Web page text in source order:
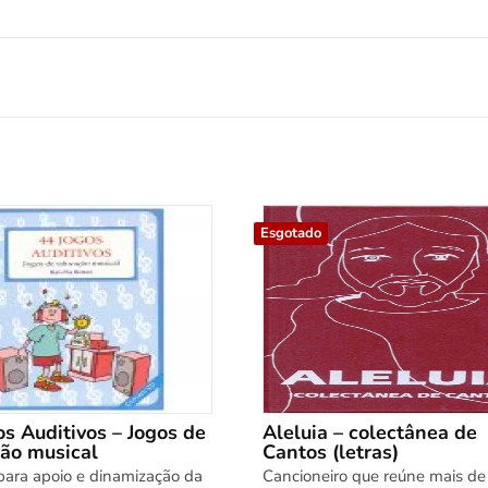
Auditivos – Jogos de
musical
apoio e dinamização da
Esgotado
Aleluia – colectânea de
Cantos (letras)
Cancioneiro que reúne mais